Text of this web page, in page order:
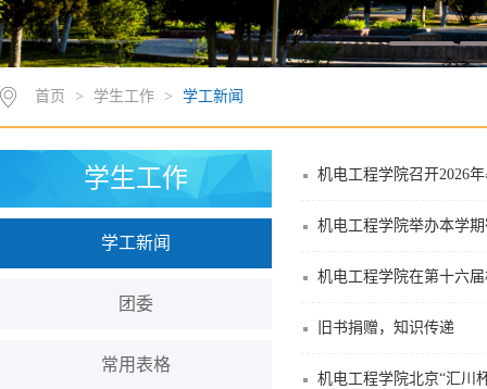
首页 > 学生工作 > 学工新闻
学生工作
学工新闻
团委
常用表格
机电工程学院召开2026
机电工程学院举办本学
机电工程学院在第十六
旧书捐赠，知识传递
机电工程学院北京“汇川